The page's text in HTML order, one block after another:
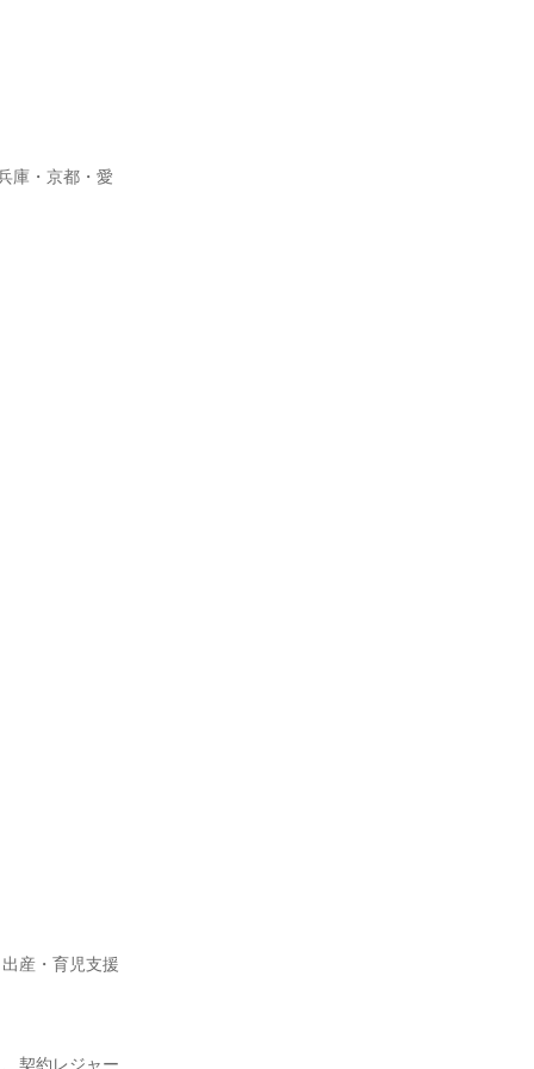
庫・京都・愛
産・育児支援
契約レジャー